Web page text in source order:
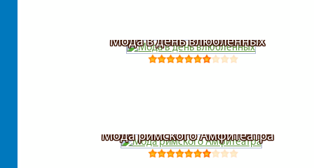
Мода в день влюбленных
Мода римского Амфитеатра